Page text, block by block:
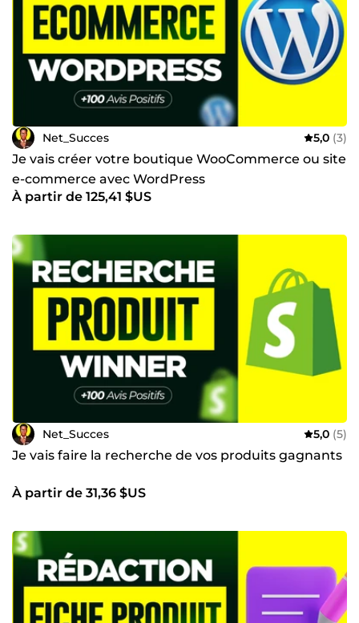
Net_Succes 5,0 (3)
Je vais créer votre boutique WooCommerce ou site
e-commerce avec WordPress
À partir de 125,41 $US
Net_Succes 5,0 (5)
Je vais faire la recherche de vos produits gagnants
À partir de 31,36 $US